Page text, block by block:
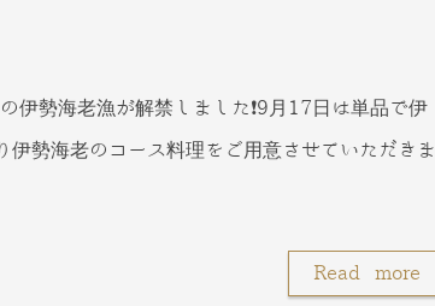
伊勢海老漁が解禁しました❗️9月17日は単品で伊
勢海老のコース料理をご用意させていただきま
Read more